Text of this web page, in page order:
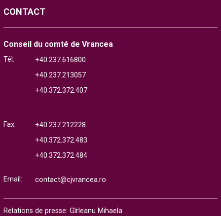
CONTACT
Conseil du comté de Vrancea
Tél:
+40.237.616800
+40.237.213057
+40.372.372.407
Fax:
+40.237.212228
+40.372.372.483
+40.372.372.484
Email: contact@cjvrancea.ro
Relations de presse: Gîrleanu Mihaela